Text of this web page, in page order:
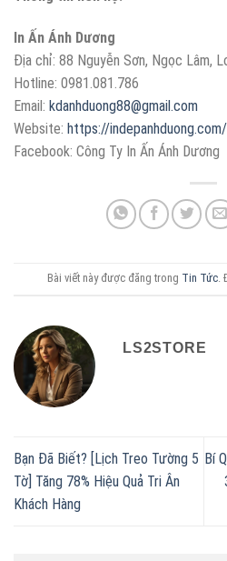
In Ấn Ánh Dương
Địa chỉ: 88 Nguyễn Sơn, Ngọc Lâm,
Hotline: 0981.081.786
Email: kdanhduong88@gmail.com
Website: https://indepanhduong.com/
Facebook: Công Ty In Ấn Ánh Dương
Bài viết này được đăng trong Tin Tức.
LS2STORE
Bạn Đã Biết? [Lịch Treo Tường 5
Tờ] Tăng 78% Hiệu Quả Tri Ân
Khách Hàng
Bí